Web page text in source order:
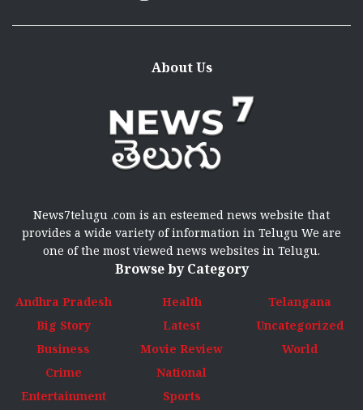
About Us
News7telugu .com is an esteemed news website that
provides a wide variety of information in Telugu We are
one of the most viewed news websites in Telugu.
Browse by Category
Andhra Pradesh
Big Story
Business
Crime
Entertainment
Health
Latest
Movie Review
National
Sports
Telangana
Uncategorized
World